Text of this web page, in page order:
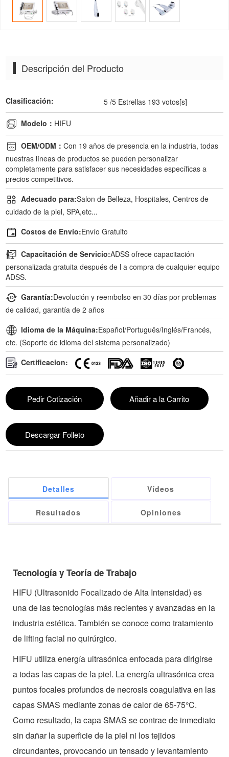
Descripción del Producto
Clasificación: 5 /5 Estrellas 193 votos[s]
Modelo： HIFU
OEM/ODM：Con 19 años de presencia en la industria, todas
nuestras líneas de productos se pueden personalizar
completamente para satisfacer sus necesidades específicas a
precios competitivos.
Adecuado para:Salon de Belleza, Hospitales, Centros de
cuidado de la piel, SPA,etc...
Costos de Envío:Envío Gratuito
Capacitación de Servicio:ADSS ofrece capacitación
personalizada gratuita después de l a compra de cualquier equipo
ADSS.
Garantía:Devolución y reembolso en 30 días por problemas
de calidad, garantía de 2 años
Idioma de la Máquina:Español/Português/Inglés/Francés,
etc. (Soporte de idioma del sistema personalizado)
Certificacion:
Pedir Cotización Añadir a la Carrito
Descargar Folleto
Detalles Vídeos
Resultados Opiniones
Tecnología y Teoría de Trabajo
HIFU (Ultrasonido Focalizado de Alta Intensidad) es
una de las tecnologías más recientes y avanzadas en la
industria estética. También se conoce como tratamiento
de lifting facial no quirúrgico.
HIFU utiliza energía ultrasónica enfocada para dirigirse
a todas las capas de la piel. La energía ultrasónica crea
puntos focales profundos de necrosis coagulativa en las
capas SMAS mediante zonas de calor de 65-75°C.
Como resultado, la capa SMAS se contrae de inmediato
sin dañar la superficie de la piel ni los tejidos
circundantes, provocando un tensado y levantamiento